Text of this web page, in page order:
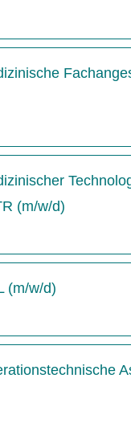
(m/w/d)
(m/w/d)